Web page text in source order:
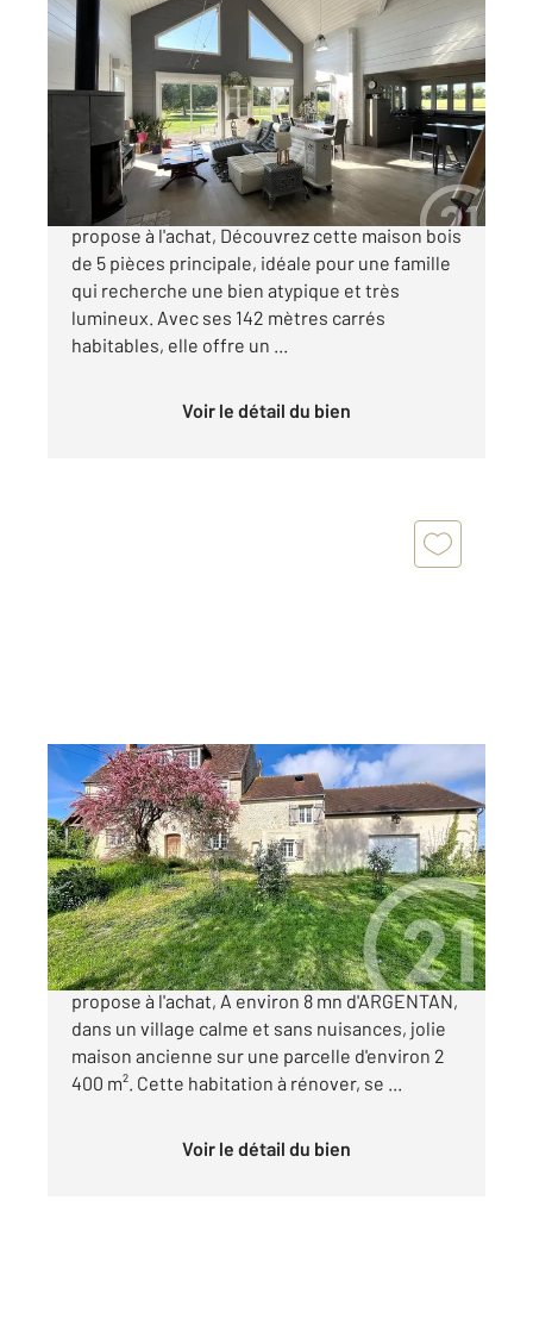
ARGENTAN 61
142 m
, 5 pièces
Ref : 12751
Maison à vendre
294 400 €
Votre agence CENTURY 21 ML Immobilier vous
propose à l'achat, Découvrez cette maison bois
de 5 pièces principale, idéale pour une famille
qui recherche une bien atypique et très
lumineux. Avec ses 142 mètres carrés
habitables, elle offre un ...
Voir le détail du bien
GOUFFERN EN AUGE 61
112 m2, 4 pièces
Ref : 12883
Maison à vendre
145 000 €
Votre agence CENTURY 21 ML Immobilier vous
propose à l'achat, A environ 8 mn d'ARGENTAN,
dans un village calme et sans nuisances, jolie
maison ancienne sur une parcelle d'environ 2
400 m². Cette habitation à rénover, se ...
Voir le détail du bien